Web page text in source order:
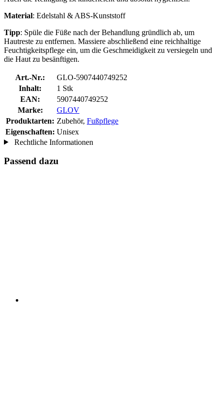
Material: Edelstahl & ABS-Kunststoff
Tipp: Spüle die Füße nach der Behandlung gründlich ab, um
Hautreste zu entfernen. Massiere abschließend eine reichhaltige
Feuchtigkeitspflege ein, um die Geschmeidigkeit zu versiegeln und
die Haut zu besänftigen.
Art.-Nr.:
GLO-5907440749252
Inhalt:
1 Stk
EAN:
5907440749252
Marke:
GLOV
Produktarten: Zubehör, Fußpflege
Eigenschaften: Unisex
Rechtliche Informationen
Passend dazu